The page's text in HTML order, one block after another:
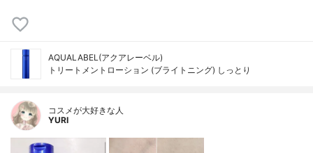
AQUALABEL(アクアレーベル)
トリートメントローション (ブライトニング) しっとり
コスメが大好きな人
YURI